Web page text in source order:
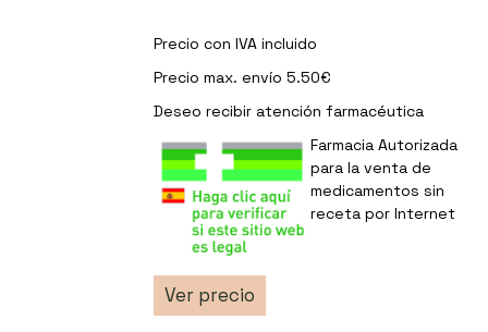
Precio con IVA incluido
Precio max. envío 5.50€
Deseo recibir atención farmacéutica
Farmacia Autorizada
para la venta de
medicamentos sin
receta por Internet
Ver precio